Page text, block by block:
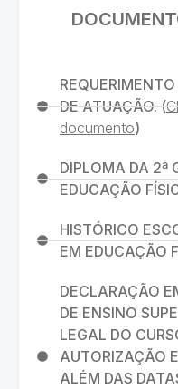
DE ATUAÇÃO. (
documento)
DIPLOMA DA 2ª
EDUCAÇÃO
HISTÓRICO
EM EDUCAÇÃO
DECLARAÇÃO
DE ENSINO
LEGAL DO
AUTORIZAÇÃO
ALÉM DAS